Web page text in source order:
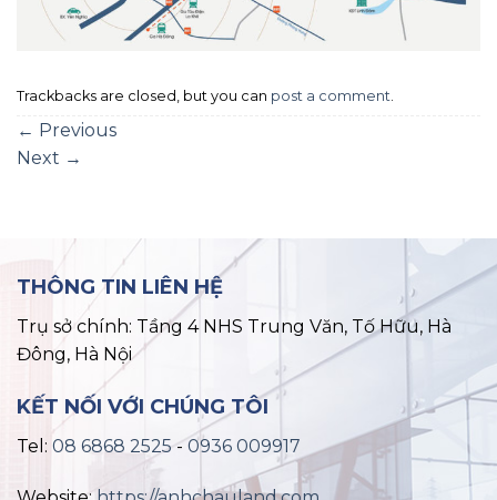
Trackbacks are closed, but you can post a comment
← Previous
Next →
THÔNG TIN LIÊN HỆ
Trụ sở chính: Tầng 4 NHS Trung Văn, Tố Hữu, Hà
Đông, Hà Nội
KẾT NỐI VỚI CHÚNG TÔI
Tel: 08 6868 2525 - 0936 009917